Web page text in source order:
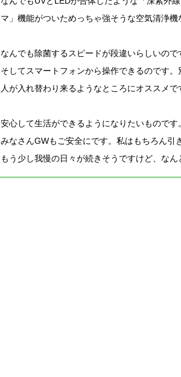
マ」機能がついためっちゃ強そうな空気清浄機
なんでも除菌するスピードが段違いらしいので
そしてスマートフォンから操作できるのです
人が入れ替わり来るようなところにオススメで
安心して生活ができるようになりたいものです。
みなさんGWもご安全にです。私はもちろん引
もう少し我慢の日々が続きそうですけど、な